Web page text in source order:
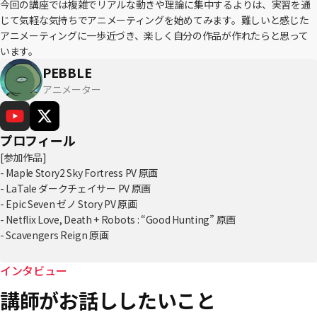
今回の講座では複雑でリアルな動きや理論に集中するよりは、実習を通
じて気軽な気持ちでアニメーティングを始めてみます。難しいと感じた
アニメーティングに一歩近づき、楽しく自分の作品が作れたらと思って
います。
PEBBLE
アニメーター
プロフィール
[参加作品]
- Maple Story2 Sky Fortress PV 原画
- LaTale ダークチェイサー PV 原画
- Epic Seven ゼノ Story PV 原画
- Netflix Love, Death + Robots : “Good Hunting” 原画
- Scavengers Reign 原画
- INFINITE SNH48 OP コンテ、演出、原画
- 天官赐福 WEBアニメーション 原画
- クッキーラン：キングダム OP コンテ、演出、原画
インタビュー
講師がお話ししたいこと